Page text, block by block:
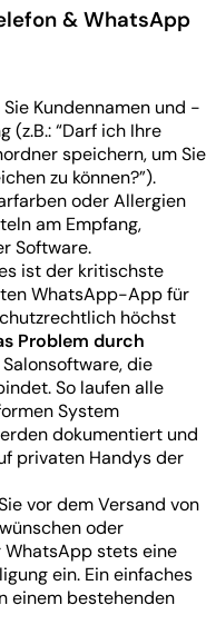
& WhatsApp
Kundennamen und -
(z.B.: “Darf ich Ihre
speichern, um Sie
zu können?”).
oder Allergien
am Empfang,
Software.
ist der kritischste
WhatsApp-App für
höchst
Problem durch
die
So laufen alle
System
dokumentiert und
privaten Handys der
vor dem Versand von
oder
stets eine
ein. Ein einfaches
einem bestehenden